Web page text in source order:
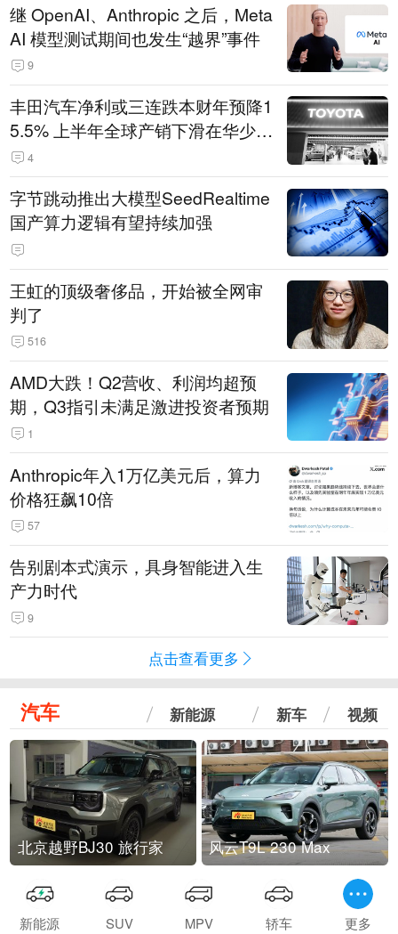
继 OpenAI、Anthropic 之后，Meta
AI 模型测试期间也发生“越界”事件
9
丰田汽车净利或三连跌本财年预降1
5.5% 上半年全球产销下滑在华少卖
14.3万辆
4
字节跳动推出大模型SeedRealtime
国产算力逻辑有望持续加强
王虹的顶级奢侈品，开始被全网审
判了
516
AMD大跌！Q2营收、利润均超预
期，Q3指引未满足激进投资者预期
1
Anthropic年入1万亿美元后，算力
价格狂飙10倍
57
告别剧本式演示，具身智能进入生
产力时代
9
点击查看更多
汽车 新能源 新车 视频
北京越野BJ30 旅行家 风云T9L 230 Max
新能源 SUV MPV 轿车 更多